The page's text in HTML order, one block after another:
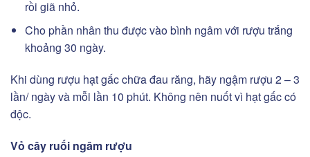
rồi giã nhỏ.
Cho phần nhân thu được vào bình ngâm với rượu trắng
khoảng 30 ngày.
Khi dùng rượu hạt gấc chữa đau răng, hãy ngậm rượu 2 – 3
lần/ ngày và mỗi lần 10 phút. Không nên nuốt vì hạt gấc có
độc.
Vỏ cây ruối ngâm rượu